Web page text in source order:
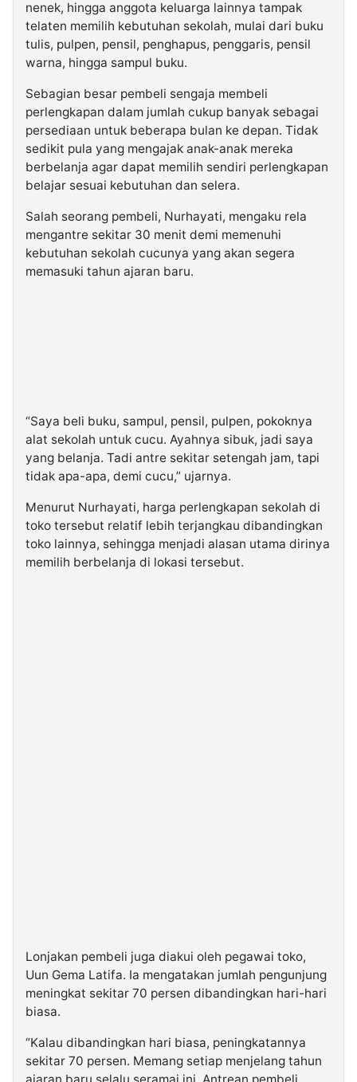
nenek, hingga anggota keluarga lainnya tampak
telaten memilih kebutuhan sekolah, mulai dari buku
tulis, pulpen, pensil, penghapus, penggaris, pensil
warna, hingga sampul buku.
Sebagian besar pembeli sengaja membeli
perlengkapan dalam jumlah cukup banyak sebagai
persediaan untuk beberapa bulan ke depan. Tidak
sedikit pula yang mengajak anak-anak mereka
berbelanja agar dapat memilih sendiri perlengkapan
belajar sesuai kebutuhan dan selera.
Salah seorang pembeli, Nurhayati, mengaku rela
mengantre sekitar 30 menit demi memenuhi
kebutuhan sekolah cucunya yang akan segera
memasuki tahun ajaran baru.
“Saya beli buku, sampul, pensil, pulpen, pokoknya
alat sekolah untuk cucu. Ayahnya sibuk, jadi saya
yang belanja. Tadi antre sekitar setengah jam, tapi
tidak apa-apa, demi cucu,” ujarnya.
Menurut Nurhayati, harga perlengkapan sekolah di
toko tersebut relatif lebih terjangkau dibandingkan
toko lainnya, sehingga menjadi alasan utama dirinya
memilih berbelanja di lokasi tersebut.
Lonjakan pembeli juga diakui oleh pegawai toko,
Uun Gema Latifa. Ia mengatakan jumlah pengunjung
meningkat sekitar 70 persen dibandingkan hari-hari
biasa.
“Kalau dibandingkan hari biasa, peningkatannya
sekitar 70 persen. Memang setiap menjelang tahun